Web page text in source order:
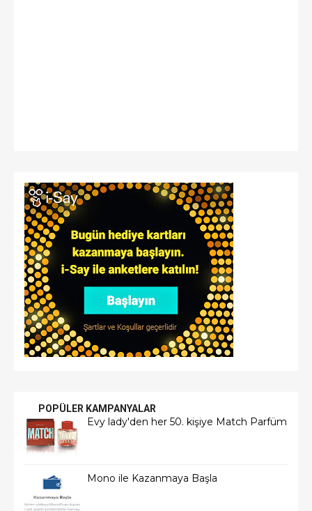
POPÜLER KAMPANYALAR
Evy lady'den her 50. kişiye Match Parfüm
Mono ile Kazanmaya Başla